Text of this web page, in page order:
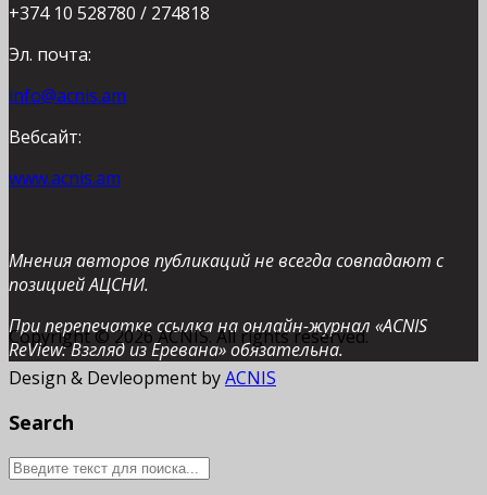
+374 10 528780 / 274818
Эл. почта:
info@acnis.am
Вебсайт:
www.acnis.am
Мнения авторов публикаций не всегда совпадают с
позицией АЦСНИ.
При перепечатке ссылка на онлайн-журнал «ACNIS
ReView: Взгляд из Еревана» обязательна.
Copyright © 2026 ACNIS. All rights reserved.
Design & Devleopment byACNIS
Search